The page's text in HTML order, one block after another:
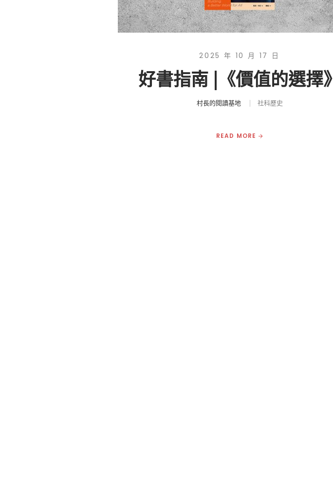
2025 年 10 月 17 日
好書指南 |《價值的選擇》
村長的閱讀基地 社科歷史
READ MORE